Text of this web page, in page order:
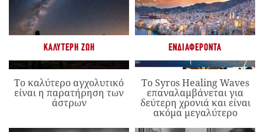
ΚΑΛΎΤΕΡΗ ΖΩΉ
Το καλύτερο αγχολυτικό
είναι η παρατήρηση των
άστρων
ΕΝΔΙΑΦΈΡΟΝΤΑ
Το Syros Healing Waves
επαναλαμβάνεται για
δεύτερη χρονιά και είναι
ακόμα μεγαλύτερο